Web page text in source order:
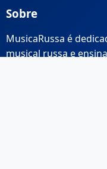
Sobre
MusicaRussa é
musical russa e